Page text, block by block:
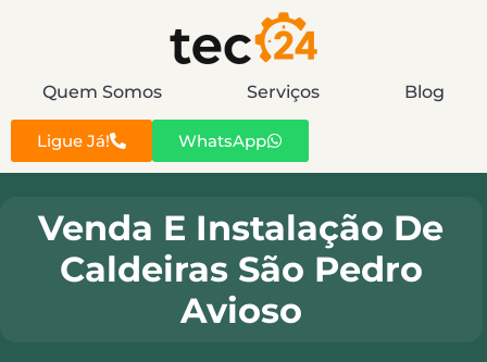
Quem Somos Serviços Blog
Ligue Já! WhatsApp
Venda E Instalação De
Caldeiras São Pedro
Avioso